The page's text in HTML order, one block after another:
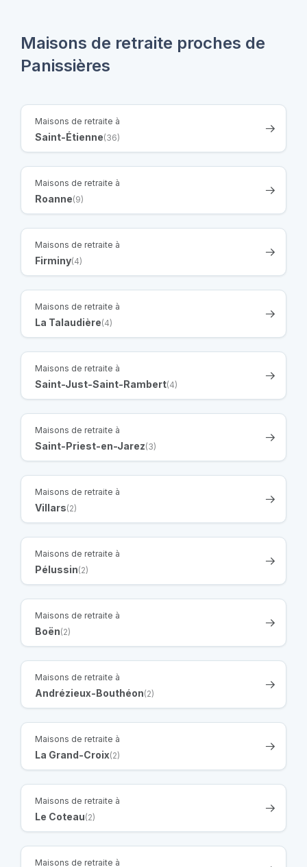
Maisons de retraite proches de
Panissières
Maisons de retraite à
Saint-Étienne(36)
Maisons de retraite à
Roanne(9)
Maisons de retraite à
Firminy(4)
Maisons de retraite à
La Talaudière(4)
Maisons de retraite à
Saint-Just-Saint-Rambert(4)
Maisons de retraite à
Saint-Priest-en-Jarez(3)
Maisons de retraite à
Villars(2)
Maisons de retraite à
Pélussin(2)
Maisons de retraite à
Boën(2)
Maisons de retraite à
Andrézieux-Bouthéon(2)
Maisons de retraite à
La Grand-Croix(2)
Maisons de retraite à
Le Coteau(2)
Maisons de retraite à